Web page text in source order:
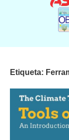
Etiqueta: